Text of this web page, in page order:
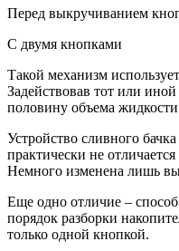
Перед выкручиванием
С двумя кнопками
Такой механизм
Задействовав тот или
половину объема
Устройство сливного
практически не
Немного изменена лишь
Еще одно отличие –
порядок разборки
только одной кнопкой.